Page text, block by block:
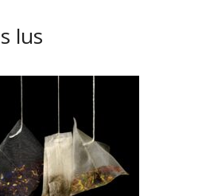
lus